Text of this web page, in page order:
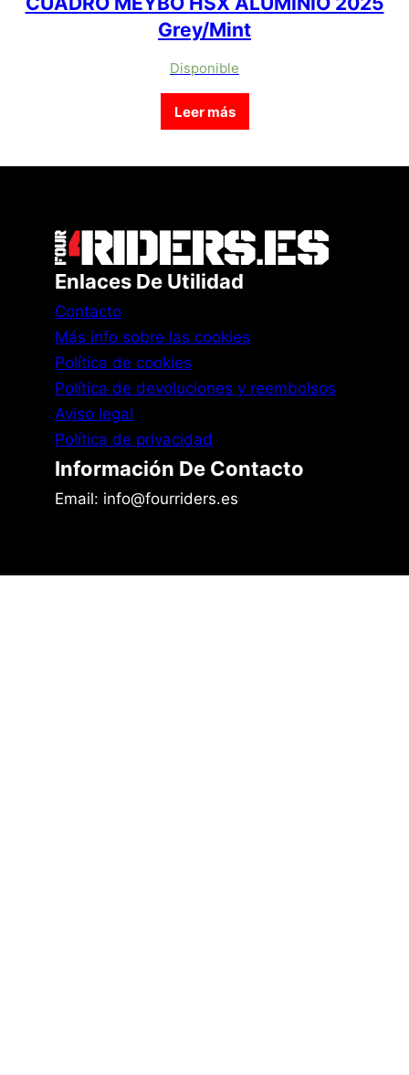
Grey/Mint
Disponible
Leer más
Enlaces De Utilidad
Contacto
Más info sobre las cookies
Política de cookies
Política de devoluciones y reembolsos
Aviso legal
Política de privacidad
Información De Contacto
Email: info@fourriders.es